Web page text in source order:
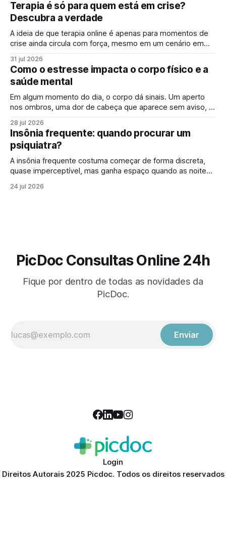
acompanhamento periódico ganham cada vez mais
espaço: identificar alterações antes dos sintomas
aparecerem
Terapia é só para quem está em crise?
Descubra a verdade
A ideia de que terapia online é apenas para momentos de
crise ainda circula com força, mesmo em um cenário em
Para muita gente, buscar um psicólogo online parece um
sinal de que “algo saiu do controle”. Mas essa percepção,
31 jul 2026
Como o estresse impacta o corpo físico e a
saúde mental
Em algum momento do dia, o corpo dá sinais. Um aperto
nos ombros, uma dor de cabeça que aparece sem aviso, o
Muitas vezes, esses sintomas parecem isolados, mas
podem estar ligados a algo maior: os efeitos do estresse
no corpo. Em
28 jul 2026
Insônia frequente: quando procurar um
psiquiatra?
A insônia frequente costuma começar de forma discreta,
quase imperceptível, mas ganha espaço quando as noites
parte da rotina. Nem sempre é sobre não dormir nada. Às
24 jul 2026
PicDoc Consultas Online 24h
Fique por dentro de todas as novidades da
PicDoc.
Enviar
Login
Direitos Autorais 2025 Picdoc. Todos os direitos reservados